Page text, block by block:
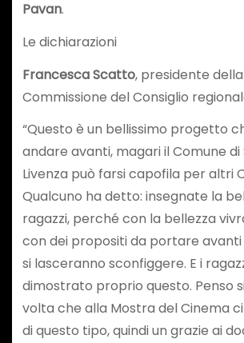
Pavan.
Le dichiarazioni
Francesca Scatto, presidente
Commissione del Consiglio
“Questo è un bellissimo progetto
andare avanti, magari il Comune di
Livenza può farsi capofila per altri
Qualcuno ha detto: insegnate la
ragazzi, perché con la bellezza
con dei propositi da portare
si lasceranno sconfiggere. E i
dimostrato proprio questo. Penso
volta che alla Mostra del Cinema
di questo tipo, quindi un grazie ai